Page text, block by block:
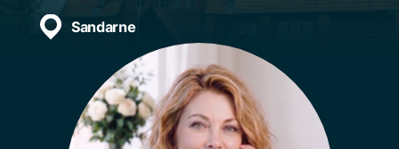
Sandarne